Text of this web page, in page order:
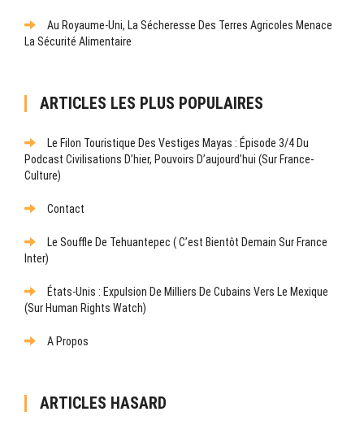
Au Royaume-Uni, La Sécheresse Des Terres Agricoles Menace
La Sécurité Alimentaire
ARTICLES LES PLUS POPULAIRES
Le Filon Touristique Des Vestiges Mayas : Épisode 3/4 Du
Podcast Civilisations D’hier, Pouvoirs D’aujourd’hui (sur France-
Culture)
Contact
Le Souffle De Tehuantepec ( C’est Bientôt Demain Sur France
Inter)
États-Unis : Expulsion De Milliers De Cubains Vers Le Mexique
(sur Human Rights Watch)
A Propos
ARTICLES HASARD